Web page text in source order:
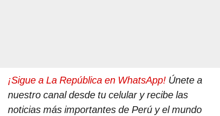
¡Sigue a La República en WhatsApp! Únete a
nuestro canal desde tu celular y recibe las
noticias más importantes de Perú y el mundo